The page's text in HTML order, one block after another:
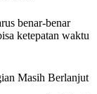
benar-benar
ketepatan waktu
Masih Berlanjut